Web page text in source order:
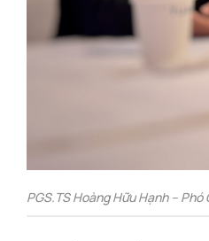
PGS.TS Hoàng Hữu Hạnh –